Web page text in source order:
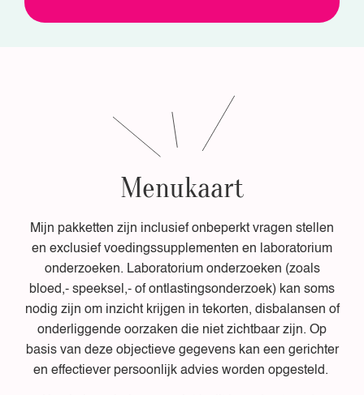
Menukaart
Mijn pakketten zijn inclusief onbeperkt vragen stellen
en exclusief voedingssupplementen en laboratorium
onderzoeken. Laboratorium onderzoeken (zoals
bloed,- speeksel,- of ontlastingsonderzoek) kan soms
nodig zijn om inzicht krijgen in tekorten, disbalansen of
onderliggende oorzaken die niet zichtbaar zijn. Op
basis van deze objectieve gegevens kan een gerichter
en effectiever persoonlijk advies worden opgesteld.